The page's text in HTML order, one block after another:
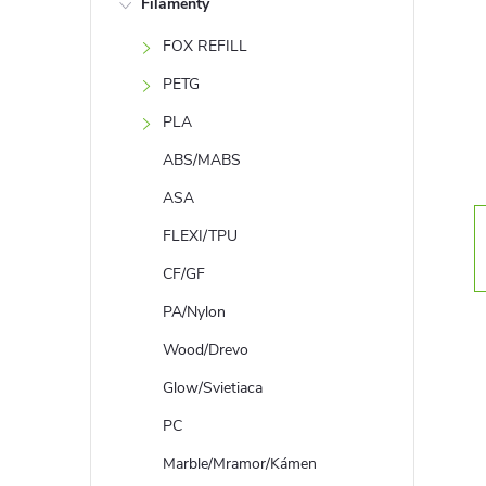
FOX REFILL
PETG
PLA
ABS/MABS
ASA
FLEXI/TPU
CF/GF
PA/Nylon
Wood/Drevo
Glow/Svietiaca
PC
Marble/Mramor/Kámen